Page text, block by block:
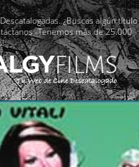
¿Buscas algún título
-Tenemos más de 25.000